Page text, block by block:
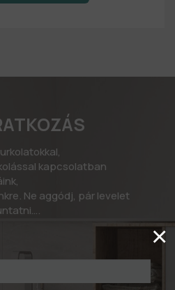
kapcsolatban
Ne aggódj, pár levelet
×